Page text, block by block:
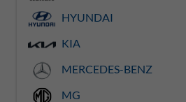
HYUNDAI
KIA
MERCEDES-BENZ
MG